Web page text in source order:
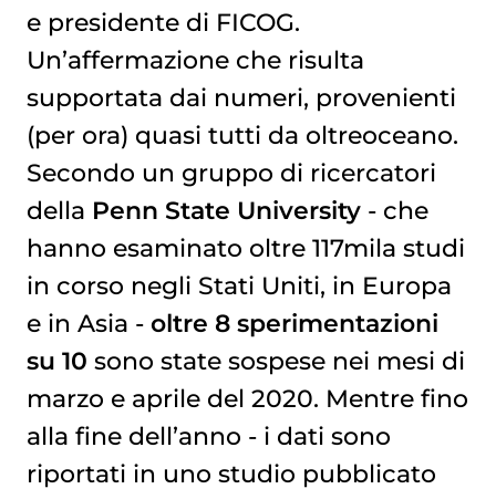
e presidente di FICOG.
Un’affermazione che risulta
supportata dai numeri, provenienti
(per ora) quasi tutti da oltreoceano.
Secondo un gruppo di ricercatori
della Penn State University- che
hanno esaminato oltre 117mila studi
in corso negli Stati Uniti, in Europa
e in Asia - oltre 8 sperimentazioni
su 10 sono state sospese nei mesi di
marzo e aprile del 2020. Mentre fino
alla fine dell’anno - i dati sono
riportati in uno studio pubblicato